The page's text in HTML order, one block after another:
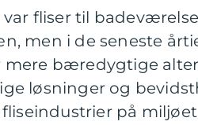
var fliser til
men i de seneste
mere bæredygtige
løsninger og
på